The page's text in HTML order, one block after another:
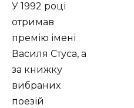
У 1992 році
отримав
премію імені
Василя Стуса, а
за книжку
вибраних
поезій